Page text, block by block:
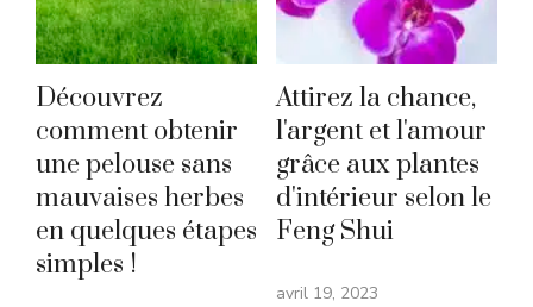
Découvrez
comment obtenir
une pelouse sans
mauvaises herbes
en quelques étapes
simples !
Attirez la chance,
l'argent et l'amour
grâce aux plantes
d'intérieur selon le
Feng Shui
avril 19, 2023